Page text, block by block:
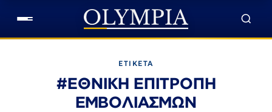
ΕΤΙΚΕΤΑ
#ΕΘΝΙΚΗ ΕΠΙΤΡΟΠΗ
ΕΜΒΟΛΙΑΣΜΩΝ